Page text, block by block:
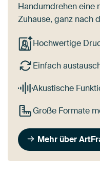
Handumdrehen eine
Zuhause, ganz nach
Hochwertige
Einfach
Akustische
Große Formate
Mehr über